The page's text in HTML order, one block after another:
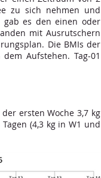
zu sich nehmen und
gab es den einen oder
mit Ausrutschern
Die BMIs der
Aufstehen. Tag-01
ersten Woche 3,7 kg
(4,3 kg in W1 und